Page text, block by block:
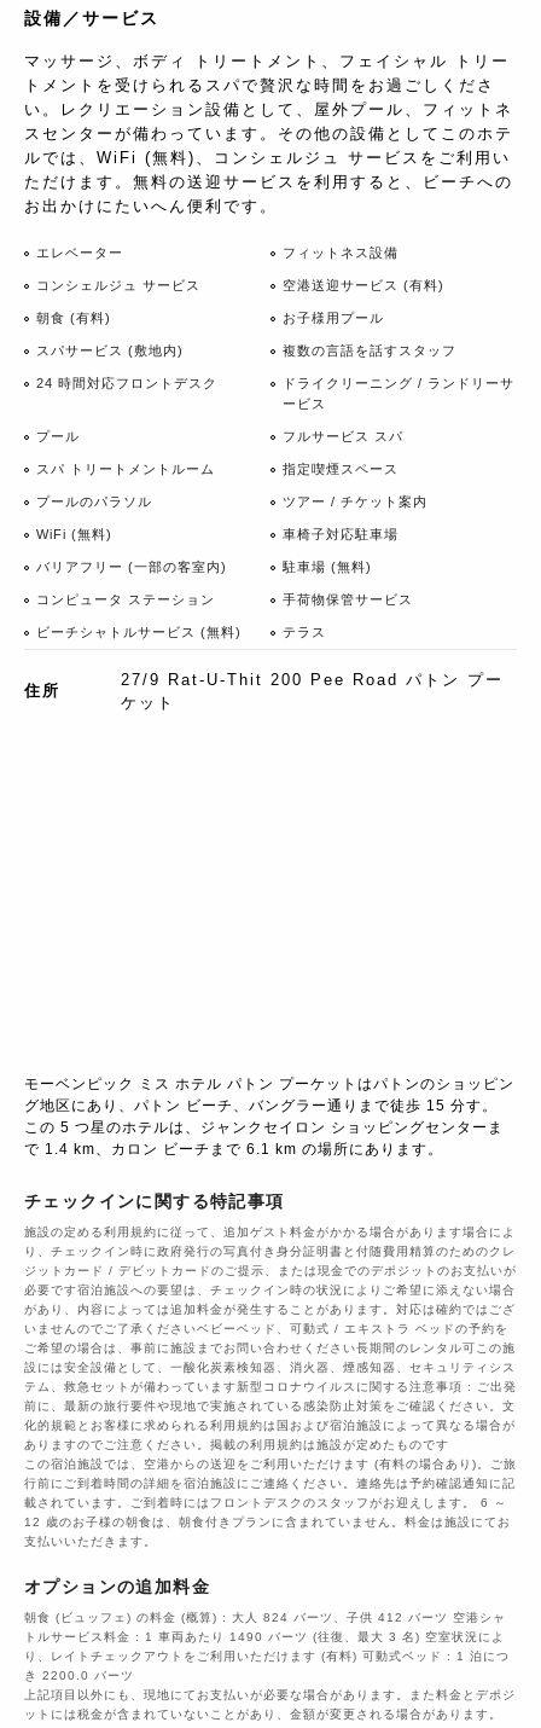
設備／サービス
マッサージ、ボディ トリートメント、フェイシャル トリー
トメントを受けられるスパで贅沢な時間をお過ごしくださ
い。レクリエーション設備として、屋外プール、フィットネ
スセンターが備わっています。その他の設備としてこのホテ
ルでは、WiFi (無料)、コンシェルジュ サービスをご利用い
ただけます。無料の送迎サービスを利用すると、ビーチへの
お出かけにたいへん便利です。
エレベーター フィットネス設備
コンシェルジュ サービス 空港送迎サービス (有料)
朝食 (有料) お子様用プール
スパサービス (敷地内) 複数の言語を話すスタッフ
24 時間対応フロントデスク
ドライクリーニング / ランドリーサ
ービス
プール フルサービス スパ
スパ トリートメントルーム 指定喫煙スペース
プールのパラソル ツアー / チケット案内
WiFi (無料) 車椅子対応駐車場
バリアフリー (一部の客室内) 駐車場 (無料)
コンピュータ ステーション 手荷物保管サービス
ビーチシャトルサービス (無料) テラス
住所
27/9 Rat-U-Thit 200 Pee Road パトン プー
ケット
モーベンピック ミス ホテル パトン プーケットはパトンのショッピン
グ地区にあり、パトン ビーチ、バングラー通りまで徒歩 15 分す。
この 5 つ星のホテルは、ジャンクセイロン ショッピングセンターま
で 1.4 km、カロン ビーチまで 6.1 km の場所にあります。
チェックインに関する特記事項
施設の定める利用規約に従って、追加ゲスト料金がかかる場合があります場合によ
り、チェックイン時に政府発行の写真付き身分証明書と付随費用精算のためのクレ
ジットカード / デビットカードのご提示、または現金でのデポジットのお支払いが
必要です宿泊施設への要望は、チェックイン時の状況によりご希望に添えない場合
があり、内容によっては追加料金が発生することがあります。対応は確約ではござ
いませんのでご了承くださいベビーベッド、可動式 / エキストラ ベッドの予約を
ご希望の場合は、事前に施設までお問い合わせください長期間のレンタル可この施
設には安全設備として、一酸化炭素検知器、消火器、煙感知器、セキュリティシス
テム、救急セットが備わっています新型コロナウイルスに関する注意事項 : ご出発
前に、最新の旅行要件や現地で実施されている感染防止対策をご確認ください。文
化的規範とお客様に求められる利用規約は国および宿泊施設によって異なる場合が
ありますのでご注意ください。掲載の利用規約は施設が定めたものです
この宿泊施設では、空港からの送迎をご利用いただけます (有料の場合あり)。ご旅
行前にご到着時間の詳細を宿泊施設にご連絡ください。連絡先は予約確認通知に記
載されています。ご到着時にはフロントデスクのスタッフがお迎えします。 6 ～
12 歳のお子様の朝食は、朝食付きプランに含まれていません。料金は施設にてお
支払いいただきます。
オプションの追加料金
朝食 (ビュッフェ) の料金 (概算) : 大人 824 バーツ、子供 412 バーツ 空港シャ
トルサービス料金 : 1 車両あたり 1490 バーツ (往復、最大 3 名) 空室状況によ
り、レイトチェックアウトをご利用いただけます (有料) 可動式ベッド : 1 泊につ
き 2200.0 バーツ
上記項目以外にも、現地にてお支払いが必要な場合があります。また料金とデポジ
ットには税金が含まれていないことがあり、金額が変更される場合があります。